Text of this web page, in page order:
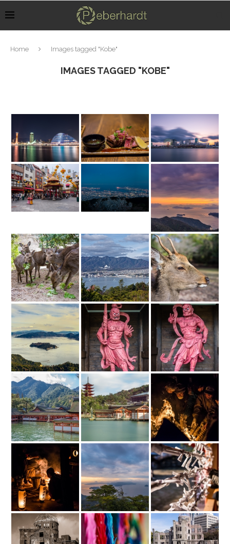
Home Images tagged "Kobe"
IMAGES TAGGED "KOBE"